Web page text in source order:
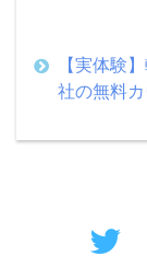
【実体験
社の無料